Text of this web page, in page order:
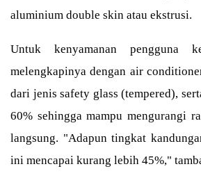
aluminium double skin atau ekstrusi.
Untuk kenyamanan pengguna
melengkapinya dengan air
dari jenis safety glass (tempered),
60% sehingga mampu mengurangi
langsung. "Adapun tingkat
ini mencapai kurang lebih 45%,"